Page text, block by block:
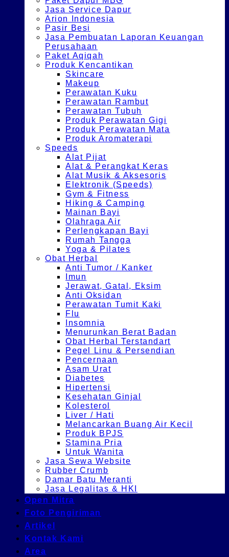
Jasa Service Dapur
Arion Indonesia
Pasir Besi
Jasa Pembuatan Laporan Keuangan
Perusahaan
Paket Aqiqah
Produk Kencantikan
Skincare
Makeup
Perawatan Kuku
Perawatan Rambut
Perawatan Tubuh
Produk Perawatan Gigi
Produk Perawatan Mata
Produk Aromaterapi
Speeds
Alat Pijat
Alat & Perangkat Keras
Alat Musik & Aksesoris
Elektronik (Speeds)
Gym & Fitness
Hiking & Camping
Mainan Bayi
Olahraga Air
Perlengkapan Bayi
Rumah Tangga
Yoga & Pilates
Obat Herbal
Anti Tumor / Kanker
Imun
Jerawat, Gatal, Eksim
Anti Oksidan
Perawatan Tumit Kaki
Flu
Insomnia
Menurunkan Berat Badan
Obat Herbal Terstandart
Pegel Linu & Persendian
Pencernaan
Asam Urat
Diabetes
Hipertensi
Kesehatan Ginjal
Kolesterol
Liver / Hati
Melancarkan Buang Air Kecil
Produk BPJS
Stamina Pria
Untuk Wanita
Jasa Sewa Website
Rubber Crumb
Damar Batu Meranti
Jasa Legalitas & HKI
Open Mitra
Foto Pengiriman
Artikel
Kontak Kami
Area